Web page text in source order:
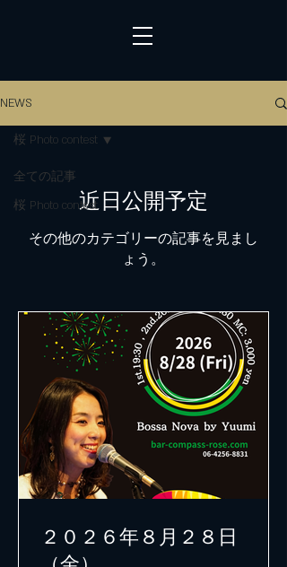
NEWS
全ての記事
桜 Photo contest
桜 Photo contest
近日公開予定
その他のカテゴリーの記事を見まし
ょう。
２０２６年８月２８日